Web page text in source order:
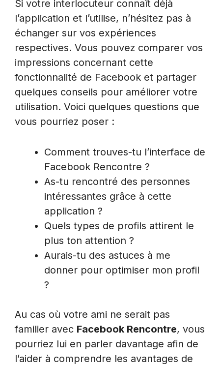
Si votre interlocuteur connaît déjà
l’application et l’utilise, n’hésitez pas à
échanger sur vos expériences
respectives. Vous pouvez comparer vos
impressions concernant cette
fonctionnalité de Facebook et partager
quelques conseils pour améliorer votre
utilisation. Voici quelques questions que
vous pourriez poser :
Comment trouves-tu l’interface de
Facebook Rencontre ?
As-tu rencontré des personnes
intéressantes grâce à cette
application ?
Quels types de profils attirent le
plus ton attention ?
Aurais-tu des astuces à me
donner pour optimiser mon profil
?
Au cas où votre ami ne serait pas
familier avec Facebook Rencontre, vous
pourriez lui en parler davantage afin de
l’aider à comprendre les avantages de